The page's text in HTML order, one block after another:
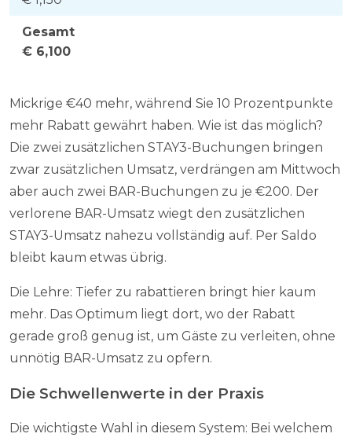
Gesamt
€ 6,100
Mickrige €40 mehr, während Sie 10 Prozentpunkte
mehr Rabatt gewährt haben. Wie ist das möglich?
Die zwei zusätzlichen STAY3-Buchungen bringen
zwar zusätzlichen Umsatz, verdrängen am Mittwoch
aber auch zwei BAR-Buchungen zu je €200. Der
verlorene BAR-Umsatz wiegt den zusätzlichen
STAY3-Umsatz nahezu vollständig auf. Per Saldo
bleibt kaum etwas übrig.
Die Lehre: Tiefer zu rabattieren bringt hier kaum
mehr. Das Optimum liegt dort, wo der Rabatt
gerade groß genug ist, um Gäste zu verleiten, ohne
unnötig BAR-Umsatz zu opfern.
Die Schwellenwerte in der Praxis
Die wichtigste Wahl in diesem System: Bei welchem